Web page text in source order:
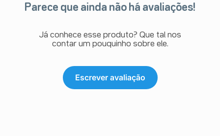
Parece que ainda não há avaliações!
Já conhece esse produto? Que tal nos
contar um pouquinho sobre ele.
Escrever avaliação